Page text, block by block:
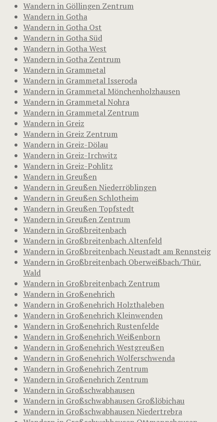
Wandern in Göllingen Zentrum
Wandern in Gotha
Wandern in Gotha Ost
Wandern in Gotha Süd
Wandern in Gotha West
Wandern in Gotha Zentrum
Wandern in Grammetal
Wandern in Grammetal Isseroda
Wandern in Grammetal Mönchenholzhausen
Wandern in Grammetal Nohra
Wandern in Grammetal Zentrum
Wandern in Greiz
Wandern in Greiz Zentrum
Wandern in Greiz-Dölau
Wandern in Greiz-Irchwitz
Wandern in Greiz-Pohlitz
Wandern in Greußen
Wandern in Greußen Niederröblingen
Wandern in Greußen Schlotheim
Wandern in Greußen Topfstedt
Wandern in Greußen Zentrum
Wandern in Großbreitenbach
Wandern in Großbreitenbach Altenfeld
Wandern in Großbreitenbach Neustadt am Rennsteig
Wandern in Großbreitenbach Oberweißbach/Thür.
Wald
Wandern in Großbreitenbach Zentrum
Wandern in Großenehrich
Wandern in Großenehrich Holzthaleben
Wandern in Großenehrich Kleinwenden
Wandern in Großenehrich Rustenfelde
Wandern in Großenehrich Weißenborn
Wandern in Großenehrich Westgreußen
Wandern in Großenehrich Wolferschwenda
Wandern in Großenehrich Zentrum
Wandern in Großenehrich Zentrum
Wandern in Großschwabhausen
Wandern in Großschwabhausen Großlöbichau
Wandern in Großschwabhausen Niedertrebra